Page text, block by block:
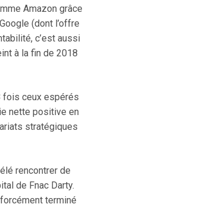
Amazon grâce
(dont l’offre
c’est aussi
à la fin de 2018
fois ceux espérés
nette positive en
stratégiques
rencontrer de
de Fnac Darty.
terminé